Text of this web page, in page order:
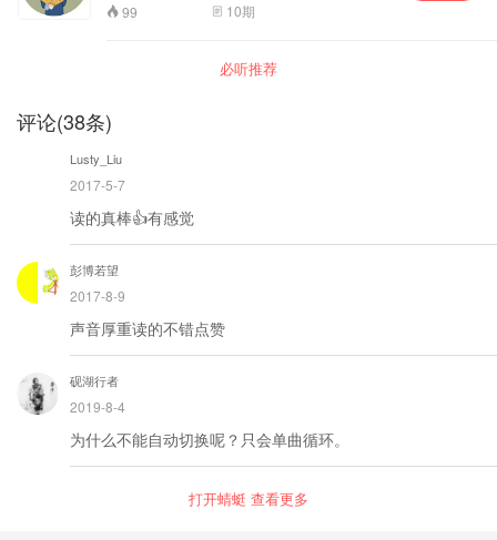
作，每日红楼8分钟，用短视频的形式（懒人畅听
上是音频版本），通过精炼的语言、准确的角色
红楼故事，让熟悉红楼梦的朋友重温红楼情节。
诚邀朋友们在各大app上关注“说书的小草莓”，一
99 10期
必听推荐
评论(38条)
Lusty_Liu
2017-5-7
读的真棒👍有感觉
彭博若望
2017-8-9
声音厚重读的不错点赞
砚湖行者
2019-8-4
为什么不能自动切换呢？只会单曲循环。
打开蜻蜓 查看更多